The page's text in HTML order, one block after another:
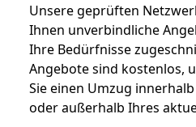
Unsere geprüften
Ihnen unverbindliche
Ihre Bedürfnisse
Angebote sind kostenlos,
Sie einen Umzug
oder außerhalb Ihres